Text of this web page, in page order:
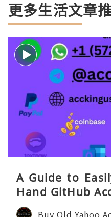
更多生活文章
A Guide to
Hand GitHub
Buy Old Yahoo